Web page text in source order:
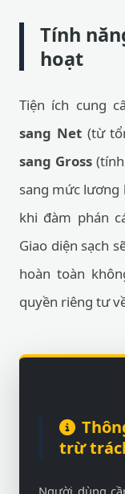
Tính
hoạt
Tiện ích cung
sang Net(từ
sang Gross
sang mức lương
khi đàm phán
Giao diện sạch
hoàn toàn
quyền riêng tư
trừ
Người dùng